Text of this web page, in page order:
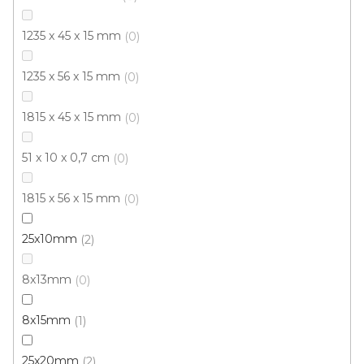
1235 x 45 x 15 mm 0
1235 x 56 x 15 mm 0
1815 x 45 x 15 mm 0
51 x 10 x 0,7 cm 0
1815 x 56 x 15 mm 0
25x10mm 2
8x13mm 0
8x15mm 1
25x20mm